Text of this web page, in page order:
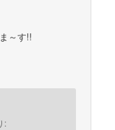
～す!!
: